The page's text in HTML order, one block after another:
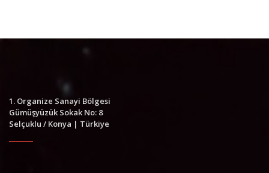
1. Organize Sanayi Bölgesi
Gümüşyüzük Sokak No: 8
Selçuklu / Konya | Türkiye